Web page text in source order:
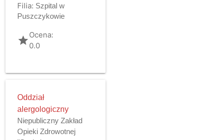
Filia: Szpital w
Puszczykowie
gradeOcena:
0.0
Oddział
alergologiczny
Niepubliczny Zakład
Opieki Zdrowotnej